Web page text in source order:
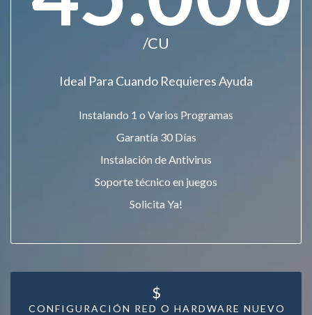
/CU
Ideal Para Cuando Requieres Ayuda
Instalando 1 o Varios Programas
Garantía 30 Días
Instalación de Antivirus
Soporte técnico en juegos
Solicita Ya!
CONFIGURACIÓN RED O HARDWARE NUEVO
$